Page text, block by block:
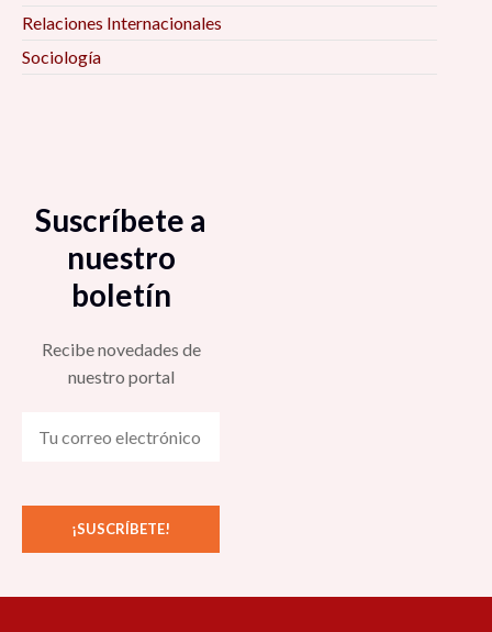
Relaciones Internacionales
Sociología
Suscríbete a
nuestro
boletín
Recibe novedades de
nuestro portal